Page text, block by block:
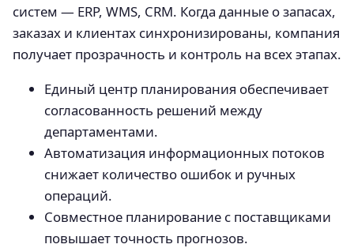
систем — ERP, WMS, CRM. Когда данные о запасах,
заказах и клиентах синхронизированы, компания
получает прозрачность и контроль на всех этапах.
Единый центр планирования обеспечивает
согласованность решений между
департаментами.
Автоматизация информационных потоков
снижает количество ошибок и ручных
операций.
Совместное планирование с поставщиками
повышает точность прогнозов.